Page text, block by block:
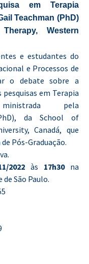
em Terapia
Teachman (PhD)
Western
e estudantes do
e Processos de
o debate sobre a
em Terapia
pela
da School of
Canadá, que
Pós-Graduação.
2022 às 17h30na
de São Paulo.